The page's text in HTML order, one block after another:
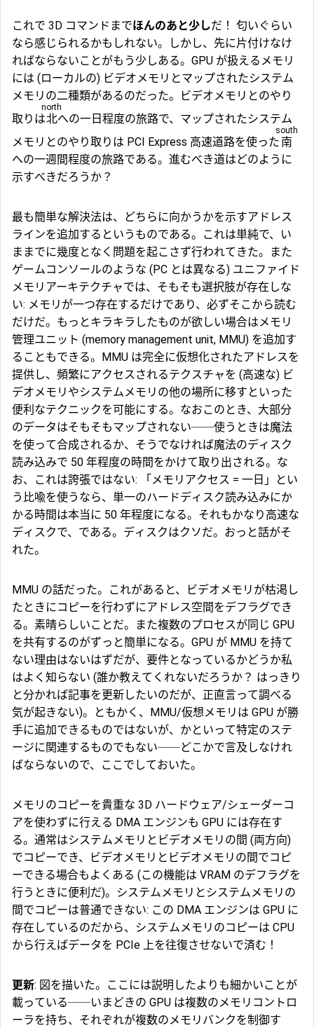
これで 3D コマンドまでほんのあと少しだ！ 匂いぐらい
なら感じられるかもしれない。しかし、先に片付けなけ
ればならないことがもう少しある。GPU が扱えるメモリ
には (ローカルの) ビデオメモリとマップされたシステム
メモリの二種類があるのだった。ビデオメモリとのやり
取りは北
north
への一日程度の旅路で、マップされたシステム
メモリとのやり取りは PCI Express 高速道路を使った 南
south
への一週間程度の旅路である。進むべき道はどのように
示すべきだろうか？
最も簡単な解決法は、どちらに向かうかを示すアドレス
ラインを追加するというものである。これは単純で、い
ままでに幾度となく問題を起こさず行われてきた。また
ゲームコンソールのような (PC とは異なる) ユニファイド
メモリアーキテクチャでは、そもそも選択肢が存在しな
い: メモリが一つ存在するだけであり、必ずそこから読む
だけだ。もっとキラキラしたものが欲しい場合はメモリ
管理ユニット (memory management unit, MMU) を追加す
ることもできる。MMU は完全に仮想化されたアドレスを
提供し、頻繁にアクセスされるテクスチャを (高速な) ビ
デオメモリやシステムメモリの他の場所に移すといった
便利なテクニックを可能にする。なおこのとき、大部分
のデータはそもそもマップされない──使うときは魔法
を使って合成されるか、そうでなければ魔法のディスク
読み込みで 50 年程度の時間をかけて取り出される。な
お、これは誇張ではない: 「メモリアクセス = 一日」とい
う比喩を使うなら、単一のハードディスク読み込みにか
かる時間は本当に 50 年程度になる。それもかなり高速な
ディスクで、である。ディスクはクソだ。おっと話がそ
れた。
MMU の話だった。これがあると、ビデオメモリが枯渇し
たときにコピーを行わずにアドレス空間をデフラグでき
る。素晴らしいことだ。また複数のプロセスが同じ GPU
を共有するのがずっと簡単になる。GPU が MMU を持て
ない理由はないはずだが、要件となっているかどうか私
はよく知らない (誰か教えてくれないだろうか？ はっきり
と分かれば記事を更新したいのだが、正直言って調べる
気が起きない)。ともかく、MMU/仮想メモリは GPU が勝
手に追加できるものではないが、かといって特定のステ
ージに関連するものでもない──どこかで言及しなけれ
ばならないので、ここでしておいた。
メモリのコピーを貴重な 3D ハードウェア/シェーダーコ
アを使わずに行える DMA エンジンも GPU には存在す
る。通常はシステムメモリとビデオメモリの間 (両方向)
でコピーでき、ビデオメモリとビデオメモリの間でコピ
ーできる場合もよくある (この機能は VRAM のデフラグを
行うときに便利だ)。システムメモリとシステムメモリの
間でコピーは普通できない: この DMA エンジンは GPU に
存在しているのだから、システムメモリのコピーは CPU
から行えばデータを PCIe 上を往復させないで済む！
更新: 図を描いた。ここには説明したよりも細かいことが
載っている──いまどきの GPU は複数のメモリコントロ
ーラを持ち、それぞれが複数のメモリバンクを制御す